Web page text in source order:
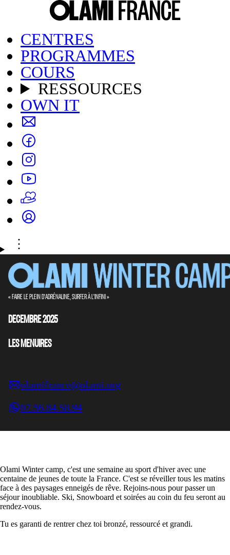
CENTRES
PROGRAMMES
COURS
RESSOURCES
OWN IT
« FAIRE LE PLEIN D'ADRÉNALINE, SURFER À L'INFINI »
DECEMBRE 2025
LES MENUIRES
olamifrance@olami.org
07.56.84.58.94
Olami Winter camp, c'est une semaine au sport d'hiver avec une
centaine de jeunes de toute la France. C'est se réveiller tous les matins
face à des paysages enneigés de rêve. Rejoins-nous pour passer un
séjour inoubliable. Ski, Snowboard et soirées au coin du feu seront au
rendez-vous.
Tu es garanti de rentrer chez toi bronzé, ressourcé et grandi.